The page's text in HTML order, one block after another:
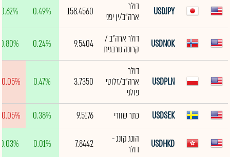
USDJPY
דולר
ארה"ב/ין יפני
158.4560
0.49%
0.62%
USDNOK
דולר ארה"ב /
קרונה נורבגית
9.5404
0.24%
0.80%
USDPLN
דולר
ארה"ב/זלוטי
פולני
3.7350
0.47%
USDSEK כתר שוודי 9.5176
0.38%
USDHKD
הונג קונג -
דולר
7.8442
0.01%
0.03%